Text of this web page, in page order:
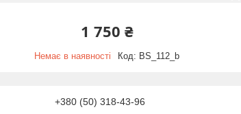
1 750 ₴
Немає в наявності Код: BS_112_b
+380 (50) 318-43-96